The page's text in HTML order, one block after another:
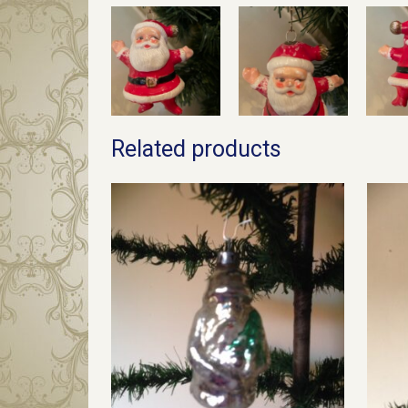
Related products